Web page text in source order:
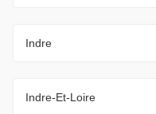
Indre
Indre-Et-Loire